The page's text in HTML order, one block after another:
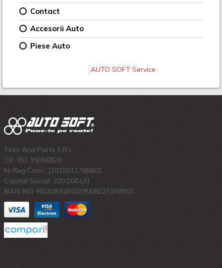
Contact
Accesorii Auto
Piese Auto
AUTO SOFT Service
Tires And Parts S.R.L.
CIF: RO 35056829
Nr.Reg.Com.: J2015011788401
Capital Social: 200.000 LEI
IBAN ING: RO20INGB5029008227358910